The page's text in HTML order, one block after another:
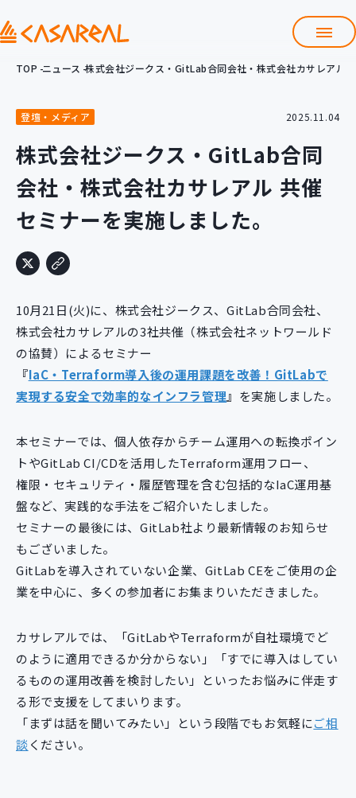
会社情報
サービス
プロダクト開発支援
クラウド導入支援 Git導入支援
システム構築支援
研修サービス
カスタマイズコース 教材購入
新規開発サービス
パッケージ開発
導入事例
イベント・セミナー
ニュース
採用情報
TOP ニュース 株式会社ジークス・GitLab合同会社・株式会社カサレアル
登壇・メディア 2025.11.04
株式会社ジークス・GitLab合同
会社・株式会社カサレアル 共催
セミナーを実施しました。
10月21日(火)に、株式会社ジークス、GitLab合同会社、
株式会社カサレアルの3社共催（株式会社ネットワールド
の協賛）によるセミナー
『IaC・Terraform導入後の運用課題を改善！GitLabで
実現する安全で効率的なインフラ管理』 を実施しました。
本セミナーでは、個人依存からチーム運用への転換ポイン
トやGitLab CI/CDを活用したTerraform運用フロー、
権限・セキュリティ・履歴管理を含む包括的なIaC運用基
盤など、実践的な手法をご紹介いたしました。
セミナーの最後には、GitLab社より最新情報のお知らせ
もございました。
GitLabを導入されていない企業、GitLab CEをご使用の企
業を中心に、多くの参加者にお集まりいただきました。
カサレアルでは、「GitLabやTerraformが自社環境でど
のように適用できるか分からない」「すでに導入はしてい
るものの運用改善を検討したい」といったお悩みに伴走す
る形で支援をしてまいります。
「まずは話を聞いてみたい」という段階でもお気軽にご相
談ください。